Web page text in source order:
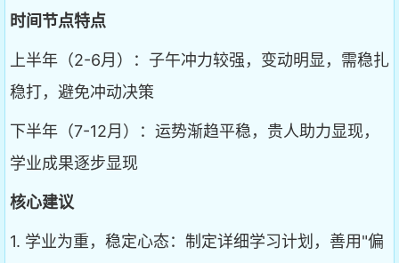
时间节点特点
上半年（2-6月）：子午冲力较强，变动明显，需稳扎
稳打，避免冲动决策
下半年（7-12月）：运势渐趋平稳，贵人助力显现，
学业成果逐步显现
核心建议
1. 学业为重，稳定心态：制定详细学习计划，善用"偏